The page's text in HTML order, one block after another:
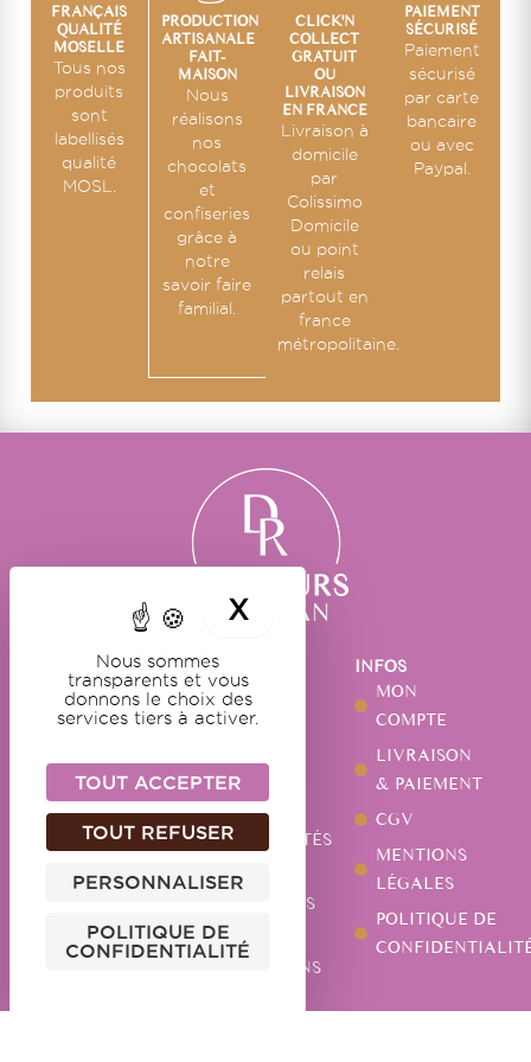
FRANÇAIS
QUALITÉ
MOSELLE
Tous nos
produits
sont
labellisés
qualité
MOSL.
PRODUCTION
ARTISANALE
FAIT-
MAISON
Nous
réalisons
nos
chocolats
et
confiseries
grâce à
notre
savoir faire
familial.
CLICK'N
COLLECT
GRATUIT
OU
LIVRAISON
EN FRANCE
Livraison à
domicile
par
Colissimo
Domicile
ou point
relais
partout en
france
métropolitaine.
PAIEMENT
SÉCURISÉ
Paiement
sécurisé
par carte
bancaire
ou avec
Paypal.
DOUCEURS
GUIMAUVES
CHOCOLATS
PÂTES DE
FRUITS
AUTRES
NOTRE
MAISON
NOTRE
NOTRE
ATELIER
ACTUALITÉS
NOS
MAGASINS
VOS
QUESTIONS
INFOS
MON
COMPTE
LIVRAISON
& PAIEMENT
CGV
MENTIONS
LÉGALES
POLITIQUE DE
Nous sommes
transparents et vous
donnons le choix des
services tiers à activer.
TOUT ACCEPTER
TOUT REFUSER
PERSONNALISER
POLITIQUE DE
CONFIDENTIALITÉ
X MASQUER LE